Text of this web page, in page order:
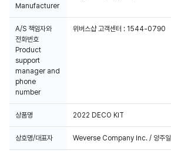
Manufacturer
A/S 책임자와
전화번호
Product
support
manager and
phone
number
위버스샵 고객센터 : 1544-0790
상품명 2022 DECO KIT
상호명/대표자 Weverse Company Inc. / 양주일